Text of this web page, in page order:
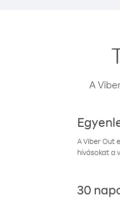
A
A Viber Out
hívásokat a
30